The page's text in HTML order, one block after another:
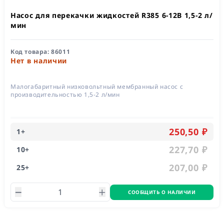
Насос для перекачки жидкостей R385 6-12В 1,5-2 л/
мин
Код товара:86011
Нет в наличии
Малогабаритный низковольтный мембранный насос с
производительностью 1,5-2 л/мин
1+ 250,50 ₽
10+ 227,70 ₽
25+ 207,00 ₽
СООБЩИТЬ О НАЛИЧИИ